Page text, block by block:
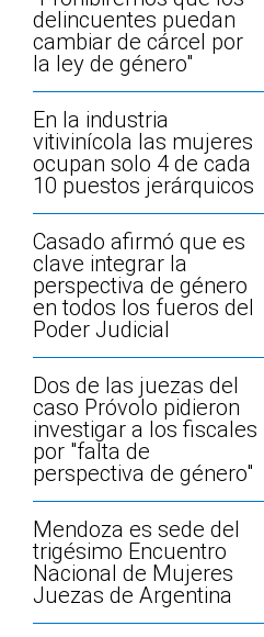
delincuentes puedan
cambiar de cárcel por
la ley de género"
En la industria
vitivinícola las mujeres
ocupan solo 4 de cada
10 puestos jerárquicos
Casado afirmó que es
clave integrar la
perspectiva de género
en todos los fueros del
Poder Judicial
Dos de las juezas del
caso Próvolo pidieron
investigar a los fiscales
por "falta de
perspectiva de género"
Mendoza es sede del
trigésimo Encuentro
Nacional de Mujeres
Juezas de Argentina